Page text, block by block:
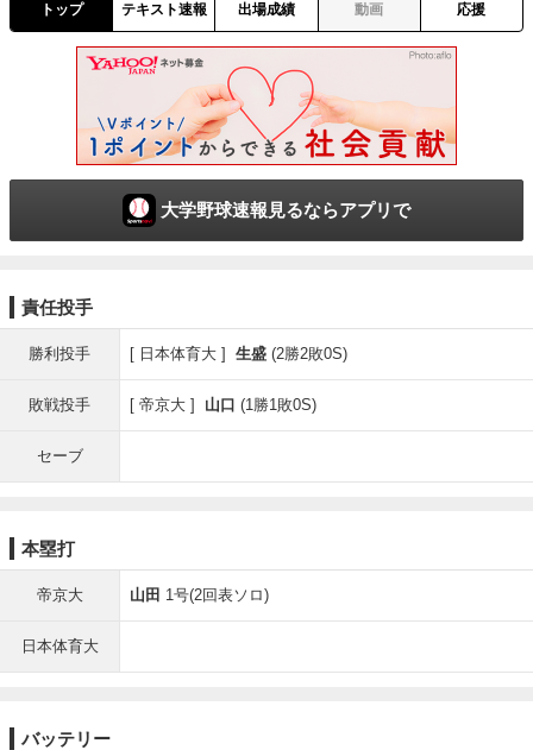
トップ テキスト速報 出場成績 動画 応援
大学野球速報見るならアプリで
責任投手
勝利投手 日本体育大 生盛 (2勝2敗0S)
敗戦投手 帝京大 山口 (1勝1敗0S)
セーブ
本塁打
帝京大 山田 1号(2回表ソロ)
日本体育大
バッテリー